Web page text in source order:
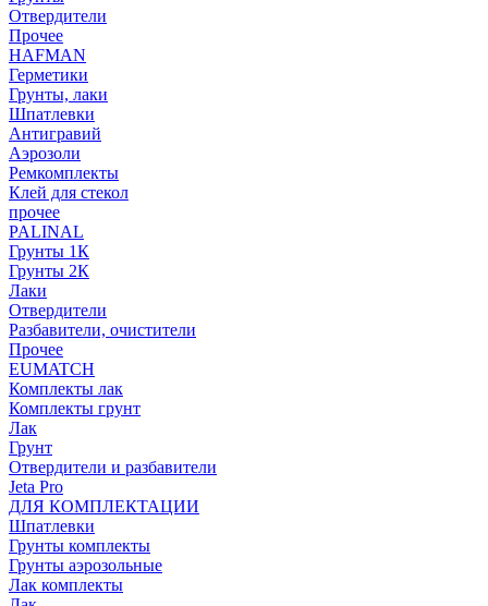
Отвердители
Прочее
HAFMAN
Герметики
Грунты, лаки
Шпатлевки
Антигравий
Аэрозоли
Ремкомплекты
Клей для стекол
прочее
PALINAL
Грунты 1К
Грунты 2К
Лаки
Отвердители
Разбавители, очистители
Прочее
EUMATCH
Комплекты лак
Комплекты грунт
Лак
Грунт
Отвердители и разбавители
Jeta Pro
ДЛЯ КОМПЛЕКТАЦИИ
Шпатлевки
Грунты комплекты
Грунты аэрозольные
Лак комплекты